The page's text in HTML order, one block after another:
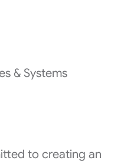
& Systems
to creating an